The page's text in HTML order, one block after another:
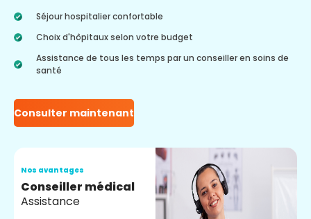
Séjour hospitalier confortable
Choix d'hôpitaux selon votre budget
Assistance de tous les temps par un conseiller en soins de
santé
Consulter maintenant
Nos avantages
Conseiller médical
Assistance